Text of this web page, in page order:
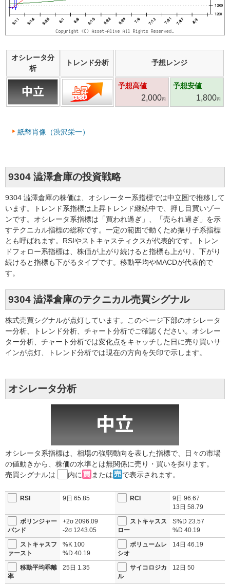
オシレータ分
析
トレンド分析 予想レンジ
予想高値
2,000円
予想安値
1,800円
紙幣肖像（渋沢栄一）
9304 澁澤倉庫の投資戦略
9304 澁澤倉庫の株価は、オシレーター系指標では中立圏で推移して
います。トレンド系指標は上昇トレンド継続中で、押し目買いゾー
ンです。オシレータ系指標は「買われ過ぎ」、「売られ過ぎ」を示
すテクニカル指標の総称です。一定の範囲で動くため振り子系指標
とも呼ばれます。RSIやストキャスティクスが代表的です。トレン
ドフォロー系指標は、株価が上がり続けると指標も上がり、下がり
続けると指標も下がるタイプです。移動平均やMACDが代表的で
す。
9304 澁澤倉庫のテクニカル売買シグナル
株式売買シグナルが点灯しています。このページ下部のオシレータ
ー分析、トレンド分析、チャート分析でご確認ください。オシレー
ター分析、チャート分析では変化点をキャッチした日に売り買いサ
インが点灯、トレンド分析では現在の方向を矢印で示します。
オシレータ分析
オシレータ系指標は、相場の強弱動向を表した指標で、日々の市場
の値動きから、株価の水準とは無関係に売り・買いを探ります。
売買シグナルは
内に または で表示されます。
RSI 9日 65.85 RCI 9日 96.67
13日 58.79
ボリンジャー
バンド
+2σ2096.09
-2σ 1243.05
ストキャスス
ロー
S%D 23.57
%D 40.19
ストキャスフ
ァースト
%K 100
%D 40.19
ボリュームレ
シオ
14日 46.19
移動平均乖離
率
25日 1.35
サイコロジカ
ル
12日 50